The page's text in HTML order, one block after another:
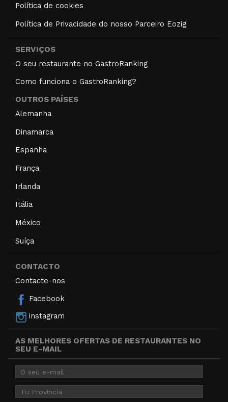
Política de cookies
Política de Privacidade do nosso Parceiro Eozig
SERVIÇOS
O seu restaurante no GastroRanking
Como funciona o GastroRanking?
OUTROS PAÍSES
Alemanha
Dinamarca
Espanha
França
Irlanda
Itália
México
Suíça
CONTACTO
Contacte-nos
Facebook
instagram
AS MELHORES OFERTAS DE RESTAURANTES NO
SEU E-MAIL